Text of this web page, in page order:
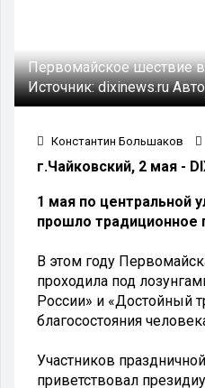
Первомайское шествие в
Источник:dixinews.ru
Константин Большаков
г.Чайковский, 2 мая -
1 мая по центральной
прошло традиционное
В этом году
проходила под
России» и «Достойный
благосостояния
Участников
приветствовал